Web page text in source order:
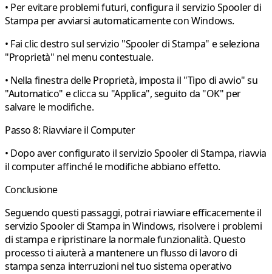
• Per evitare problemi futuri, configura il servizio Spooler di
Stampa per avviarsi automaticamente con Windows.
• Fai clic destro sul servizio "Spooler di Stampa" e seleziona
"Proprietà" nel menu contestuale.
• Nella finestra delle Proprietà, imposta il "Tipo di avvio" su
"Automatico" e clicca su "Applica", seguito da "OK" per
salvare le modifiche.
Passo 8: Riavviare il Computer
• Dopo aver configurato il servizio Spooler di Stampa, riavvia
il computer affinché le modifiche abbiano effetto.
Conclusione
Seguendo questi passaggi, potrai riavviare efficacemente il
servizio Spooler di Stampa in Windows, risolvere i problemi
di stampa e ripristinare la normale funzionalità. Questo
processo ti aiuterà a mantenere un flusso di lavoro di
stampa senza interruzioni nel tuo sistema operativo